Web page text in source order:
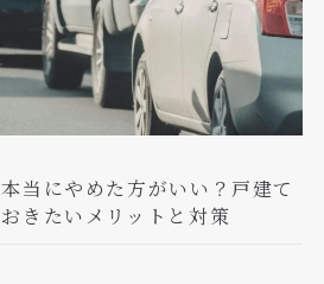
当にやめた方がいい？戸建て
きたいメリットと対策